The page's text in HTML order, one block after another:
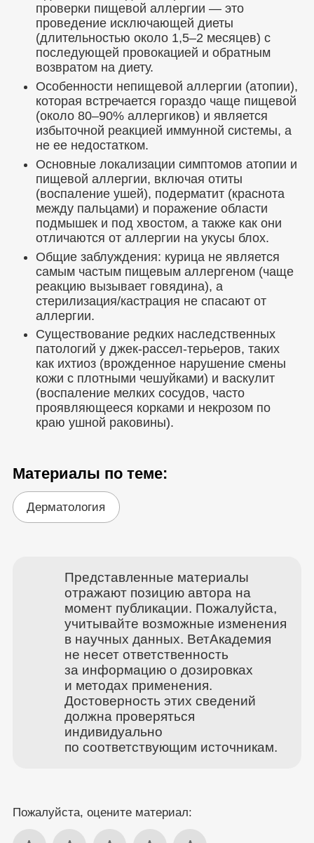
проверки пищевой аллергии — это
проведение исключающей диеты
(длительностью около 1,5–2 месяцев) с
последующей провокацией и обратным
возвратом на диету.
Особенности непищевой аллергии (атопии),
которая встречается гораздо чаще пищевой
(около 80–90% аллергиков) и является
избыточной реакцией иммунной системы, а
не ее недостатком.
Основные локализации симптомов атопии и
пищевой аллергии, включая отиты
(воспаление ушей), подерматит (краснота
между пальцами) и поражение области
подмышек и под хвостом, а также как они
отличаются от аллергии на укусы блох.
Общие заблуждения: курица не является
самым частым пищевым аллергеном (чаще
реакцию вызывает говядина), а
стерилизация/кастрация не спасают от
аллергии.
Существование редких наследственных
патологий у джек-рассел-терьеров, таких
как ихтиоз (врожденное нарушение смены
кожи с плотными чешуйками) и васкулит
(воспаление мелких сосудов, часто
проявляющееся корками и некрозом по
краю ушной раковины).
Материалы по теме:
Дерматология
Представленные материалы
отражают позицию автора на
момент публикации. Пожалуйста,
учитывайте возможные изменения
в научных данных. ВетАкадемия
не несет ответственность
за информацию о дозировках
и методах применения.
Достоверность этих сведений
должна проверяться
индивидуально
по соответствующим источникам.
Пожалуйста, оцените материал: